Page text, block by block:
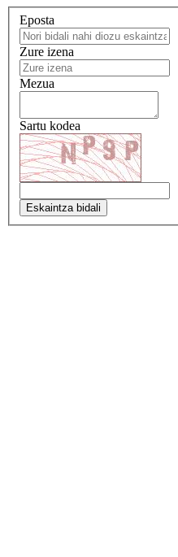
Eposta
Zure izena
Mezua
Sartu kodea